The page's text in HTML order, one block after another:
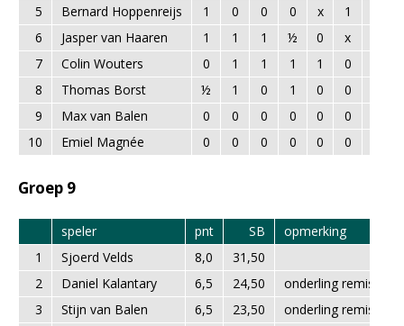
5
Bernard Hoppenreijs 1 0 0 0 x 1
6
Jasper van Haaren 1 1 1 ½ 0 x
7
Colin Wouters 0 1 1 1 1 0
8
Thomas Borst ½ 1 0 1 0 0
9
Max van Balen 0 0 0 0 0 0
10
Emiel Magnée 0 0 0 0 0 0
Groep 9
speler pnt SB
opmerking
1
Sjoerd Velds 8,0
31,50
2
Daniel Kalantary 6,5 24,50
onderling remise;
3
Stijn van Balen 6,5 23,50
onderling remise;